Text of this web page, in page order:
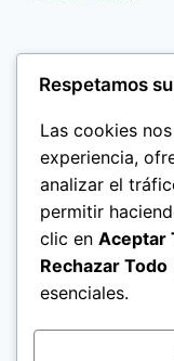
Respetamos
Las cookies
experiencia,
analizar el
permitir
clic en Aceptar
Rechazar Todo
esenciales.